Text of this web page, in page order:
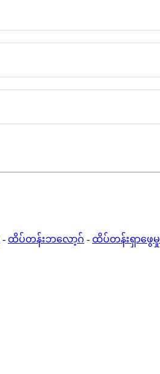
- ထိပ်တန်းဘလော့ဂ် - ထိပ်တန်းရှာဖွေမှု